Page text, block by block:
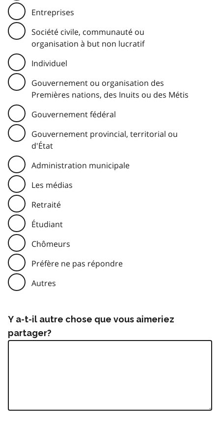
Entreprises
Société civile, communauté ou
organisation à but non lucratif
Individuel
Gouvernement ou organisation des
Premières nations, des Inuits ou des Métis
Gouvernement fédéral
Gouvernement provincial, territorial ou
d'État
Administration municipale
Les médias
Retraité
Étudiant
Chômeurs
Préfère ne pas répondre
Autres
Y a-t-il autre chose que vous aimeriez
partager?